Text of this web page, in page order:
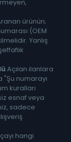
ürünün;
(OEM
Yanlış
Açılan ilanlara
"Şu numarayı
kuralları
esnaf veya
sadece
hangi